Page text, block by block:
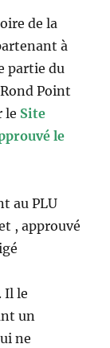
de la
à
partie du
Point
le Site
le
au PLU
, approuvé
Il le
un
ne